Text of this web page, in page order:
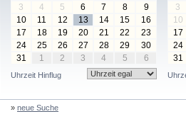
3
4 5 6 7 8
9
10
11 12 13 14 15
16
17
18 19 20 21 22
23
24
25 26 27 28 29
30
31
1 2 3 4 5 6
Uhrzeit Hinflug
3
10
17
24
31
» neue Suche